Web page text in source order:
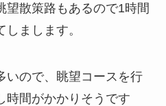
望散策路もあるので1時間
まします。
いので、眺望コースを行
時間がかかりそうです